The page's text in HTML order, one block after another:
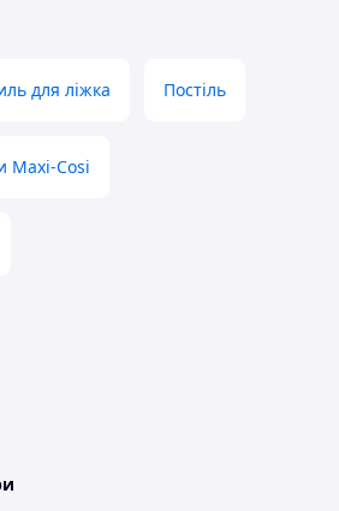
для ліжка Постіль
Maxi-Cosi